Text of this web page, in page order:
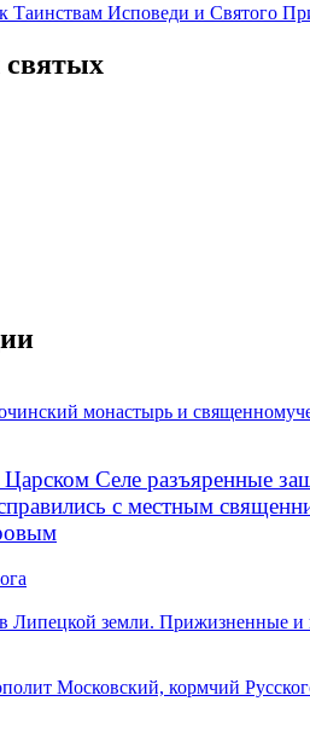
Таинствам Исповеди и Святого
монастырь и
Селе разъяренные
с местным
Липецкой земли. Прижизненные и
Московский, кормчий